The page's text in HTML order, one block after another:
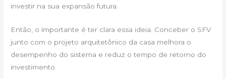
investir na sua expansão futura.
Então, o importante é ter clara essa ideia. Conceber o SFV
junto com o projeto arquitetônico da casa melhora o
desempenho do sistema e reduz o tempo de retorno do
investimento.